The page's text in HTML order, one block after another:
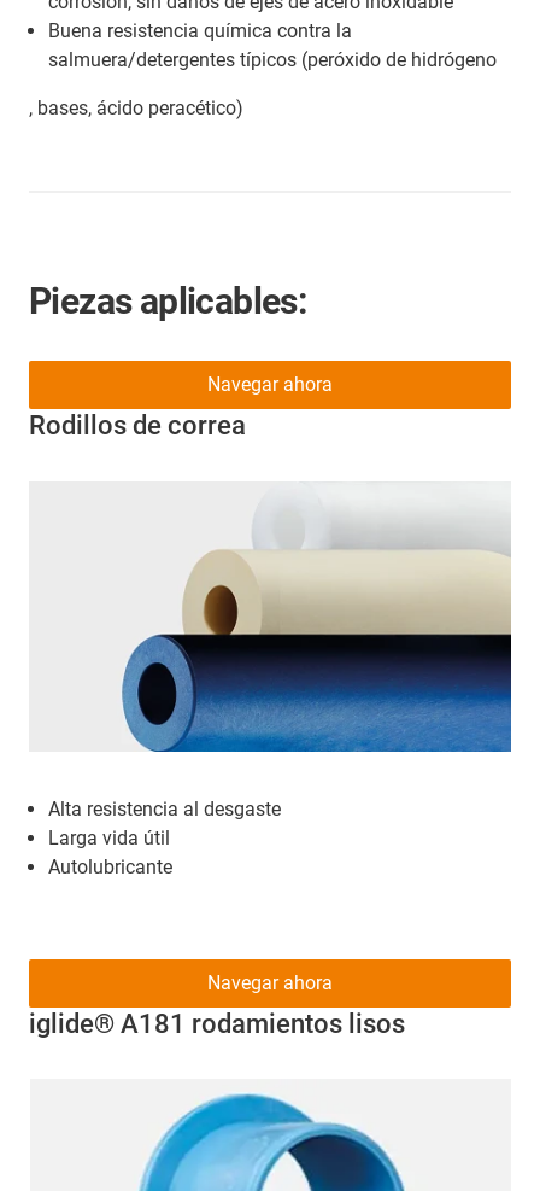
Buena resistencia química contra la
salmuera/detergentes típicos (peróxido de hidrógeno
, bases, ácido peracético)
Piezas aplicables:
Rodillos de correa
Alta resistencia al desgaste
Larga vida útil
Autolubricante
Navegar ahora
iglide® A181 rodamientos lisos
Navegar ahora